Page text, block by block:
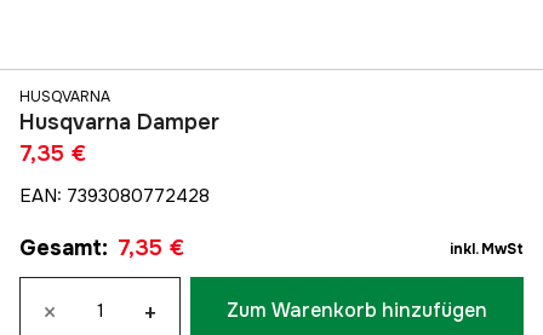
HUSQVARNA
Husqvarna Damper
7,35 €
EAN: 7393080772428
Gesamt: 7,35 € inkl. MwSt
× + Zum Warenkorb hinzufügen